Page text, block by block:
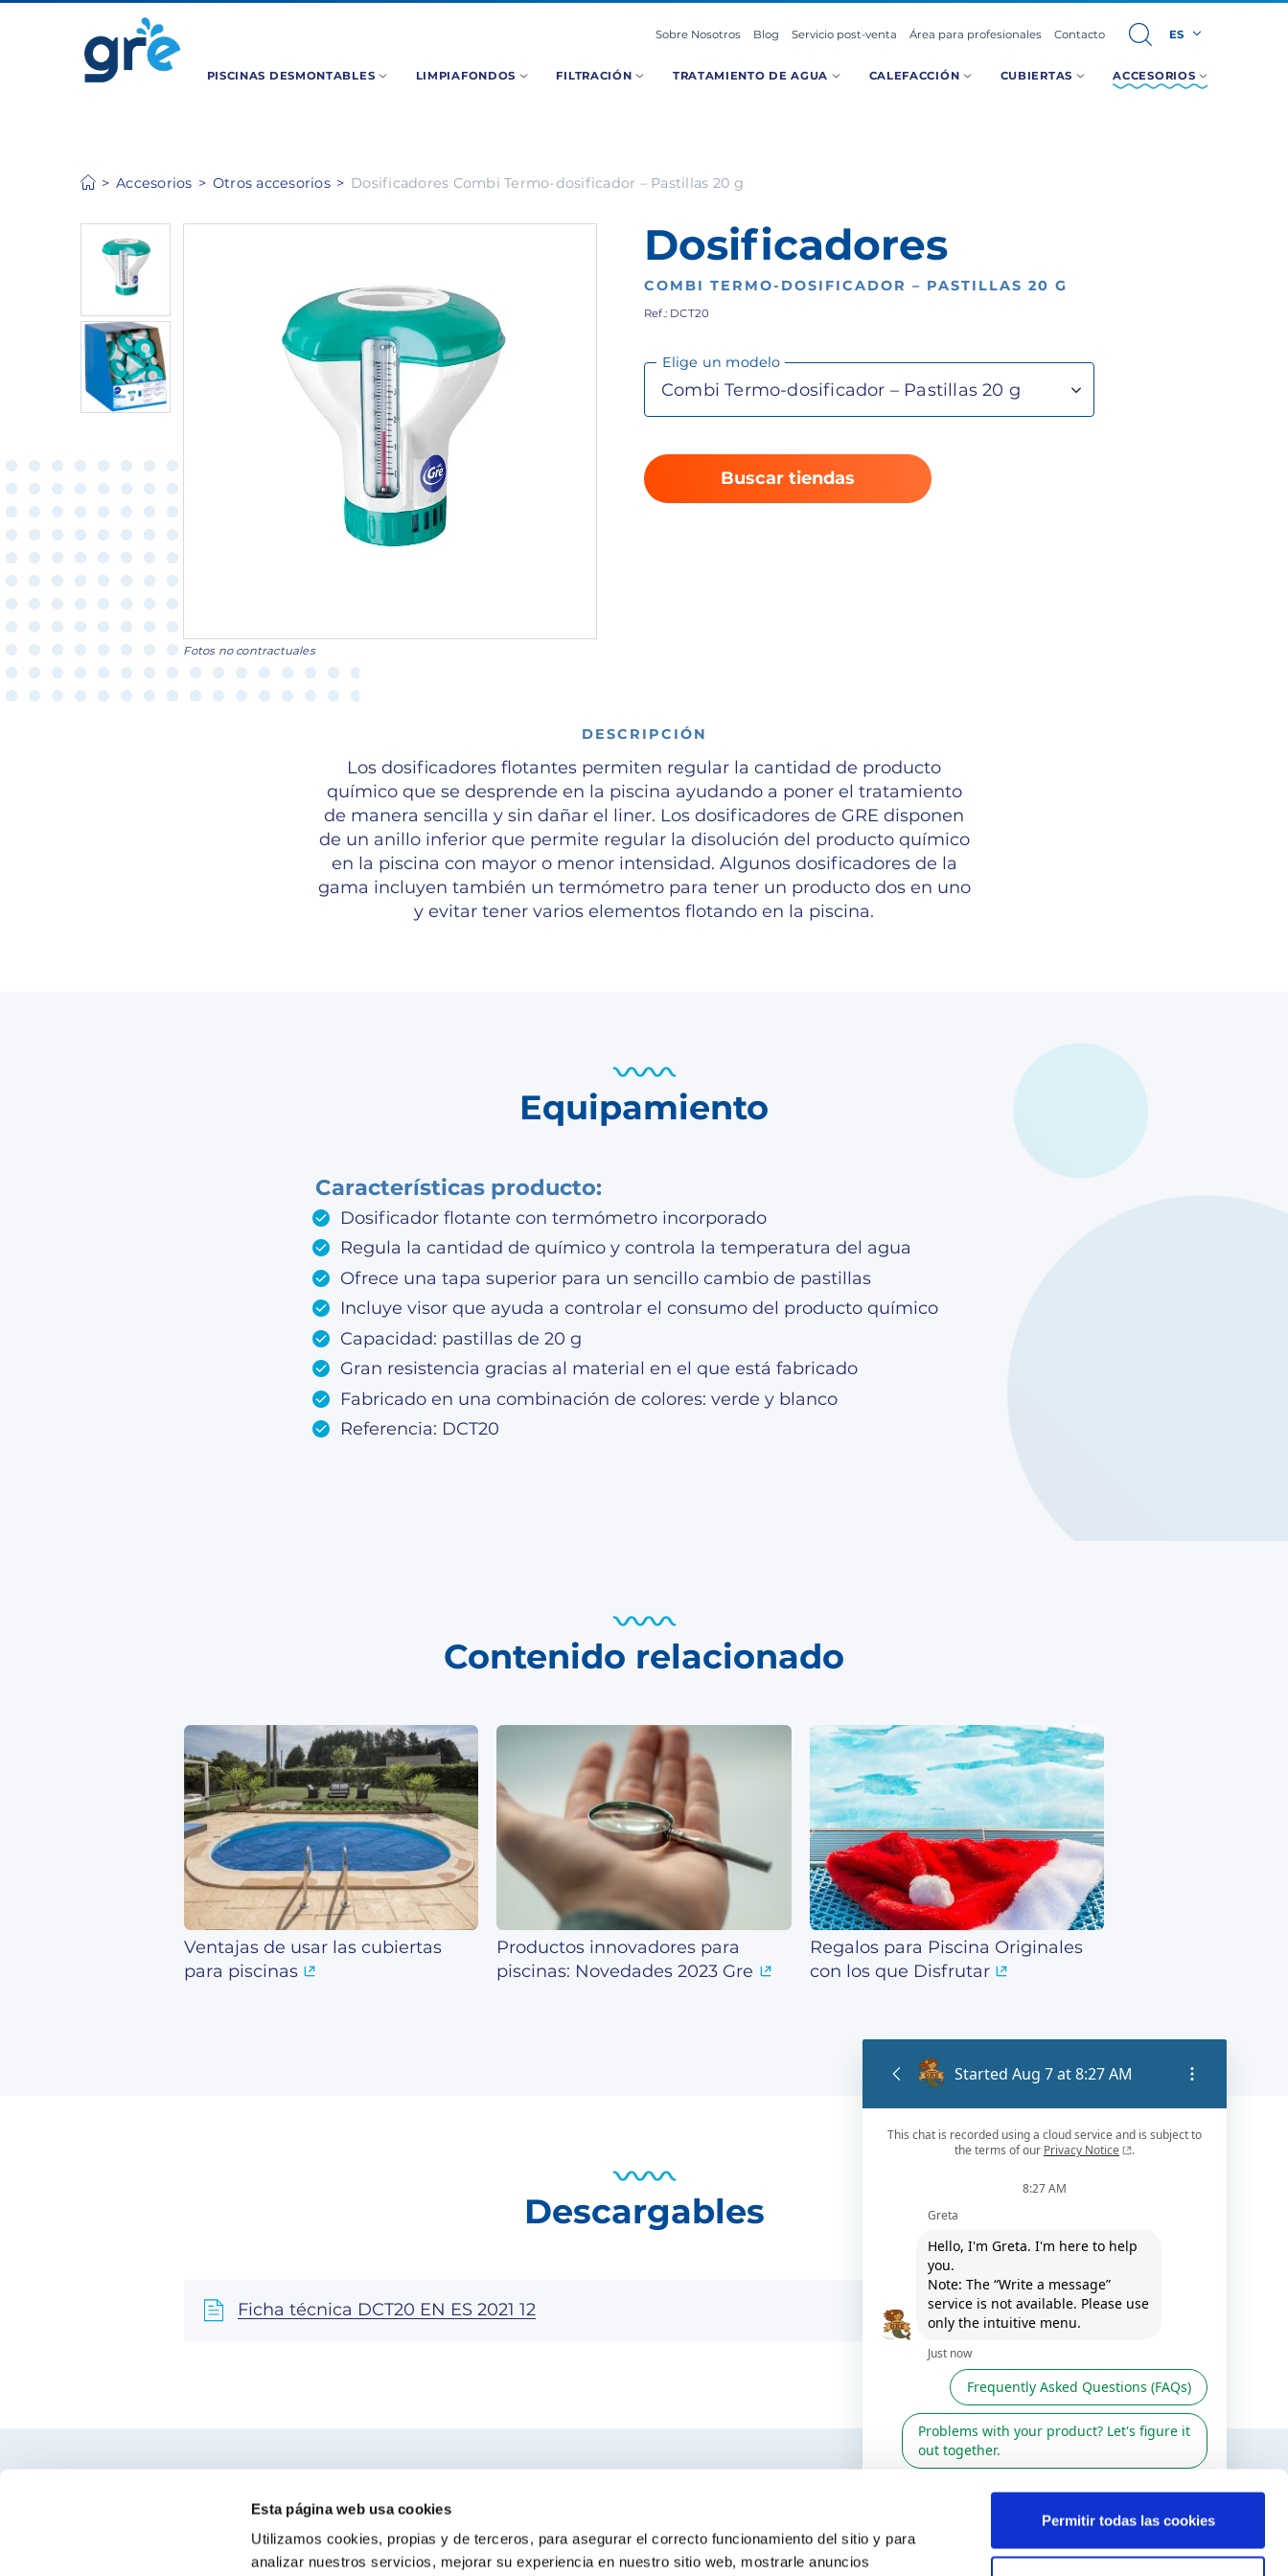
Esta página web usa cookies
Utilizamos cookies, propias y de terceros, para asegurar el correcto funcionamiento del sitio y para
analizar nuestros servicios, mejorar su experiencia en nuestro sitio web, mostrarle anuncios
Permitir todas las cookies
PISCINAS DESMONTABLES LIMPIAFONDOS FILTRACIÓN TRATAMIENTO DE AGUA CALEFACCIÓN CUBIERTAS ACCESORIOS
Sobre Nosotros Blog Servicio post-venta Área para profesionales Contacto ES
Accesorios Otros accesorios Dosificadores Combi Termo-dosificador – Pastillas 20 g
Fotos no contractuales
Elige un modelo
Dosificadores
COMBI TERMO-DOSIFICADOR – PASTILLAS 20 G
Ref.: DCT20
Buscar tiendas
DESCRIPCIÓN
Los dosificadores flotantes permiten regular la cantidad de producto
químico que se desprende en la piscina ayudando a poner el tratamiento
de manera sencilla y sin dañar el liner. Los dosificadores de GRE disponen
de un anillo inferior que permite regular la disolución del producto químico
en la piscina con mayor o menor intensidad. Algunos dosificadores de la
gama incluyen también un termómetro para tener un producto dos en uno
y evitar tener varios elementos flotando en la piscina.
Equipamiento
Características producto:
Dosificador flotante con termómetro incorporado
Regula la cantidad de químico y controla la temperatura del agua
Ofrece una tapa superior para un sencillo cambio de pastillas
Incluye visor que ayuda a controlar el consumo del producto químico
Capacidad: pastillas de 20 g
Gran resistencia gracias al material en el que está fabricado
Fabricado en una combinación de colores: verde y blanco
Referencia: DCT20
Contenido relacionado
Ventajas de usar las cubiertas
para piscinas
Productos innovadores para
piscinas: Novedades 2023 Gre
Regalos para Piscina Originales
con los que Disfrutar
Descargables
Ficha técnica DCT20 EN ES 2021 12 ES / EN
Busca tu tienda
Buscar instalador
SÍGUENOS EN